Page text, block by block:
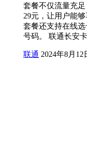
套餐不仅流量充
29元，让用户能
套餐还支持在线
号码。 联通长安
联通 2024年8月12